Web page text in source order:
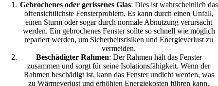
Gebrochenes oder gerissenes Glas: Dies ist wahrscheinlich das
offensichtlichste Fensterproblem. Es kann durch einen Unfall,
einen Sturm oder sogar durch normale Abnutzung verursacht
werden. Ein gebrochenes Fenster sollte so schnell wie möglich
repariert werden, um Sicherheitsrisiken und Energieverlust zu
vermeiden.
Beschädigter Rahmen: Der Rahmen hält das Fenster
zusammen und sorgt für seine Isolationsfähigkeit. Wenn der
Rahmen beschädigt ist, kann das Fenster undicht werden, was
zu Wärmeverlust und erhöhten Energiekosten führen kann.